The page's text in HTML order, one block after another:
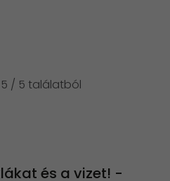
5 / 5 találatból
és a vizet! -